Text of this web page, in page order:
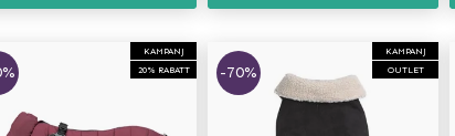
KAMPANJ
20% RABATT
KAMPANJ
OUTLET
-70%